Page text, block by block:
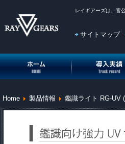
レイギアーズは、官
サイトマップ
投光機(投光器)HOME 投光機(投光器)導
Home 製品情報 鑑識ライト RG-UV